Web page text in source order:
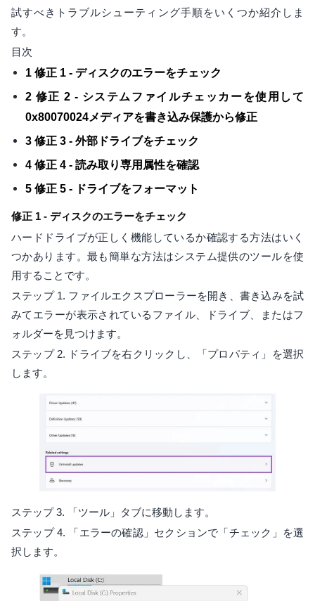
試すべきトラブルシューティング手順をいくつか紹介しま
す。
目次
1 修正 1 - ディスクのエラーをチェック
2 修正 2 - システムファイルチェッカーを使用して
0x80070024メディアを書き込み保護から修正
3 修正 3 - 外部ドライブをチェック
4 修正 4 - 読み取り専用属性を確認
5 修正 5 - ドライブをフォーマット
修正 1 - ディスクのエラーをチェック
ハードドライブが正しく機能しているか確認する方法はいく
つかあります。最も簡単な方法はシステム提供のツールを使
用することです。
ステップ 1. ファイルエクスプローラーを開き、書き込みを試
みてエラーが表示されているファイル、ドライブ、またはフ
ォルダーを見つけます。
ステップ 2. ドライブを右クリックし、「プロパティ」を選択
します。
ステップ 3. 「ツール」タブに移動します。
ステップ 4. 「エラーの確認」セクションで「チェック」を選
択します。